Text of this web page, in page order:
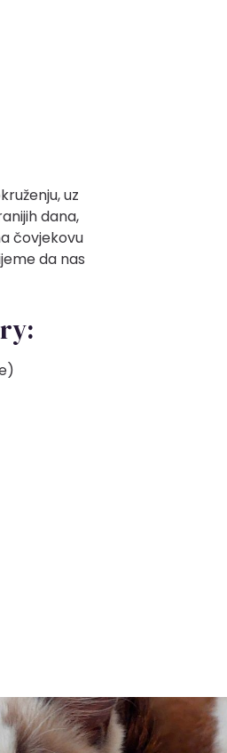
uz
dana,
čovjekovu
da nas